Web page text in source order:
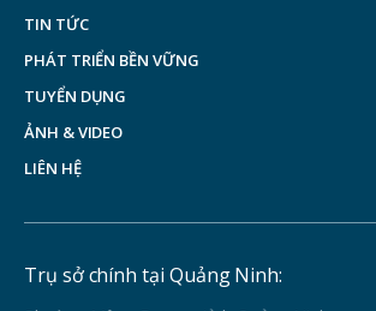
TIN TỨC
PHÁT TRIỂN BỀN VỮNG
TUYỂN DỤNG
ẢNH & VIDEO
LIÊN HỆ
Trụ sở chính tại Quảng Ninh: